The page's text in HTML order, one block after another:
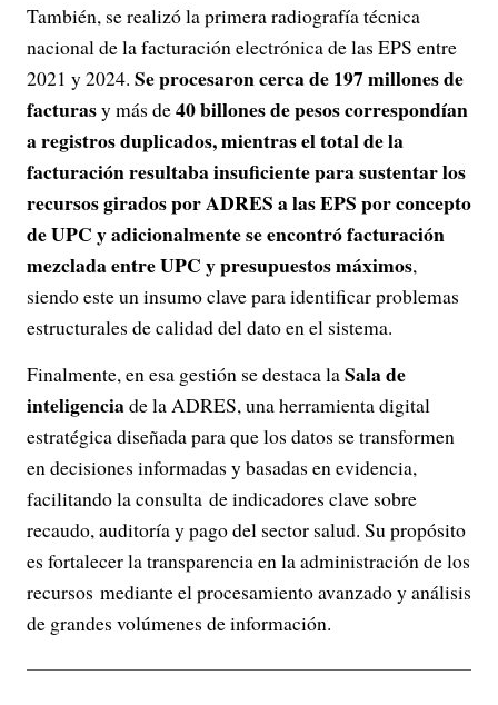
También, se realizó la primera radiografía técnica
nacional de la facturación electrónica de las EPS entre
2021 y 2024. Se procesaron cerca de 197 millones de
facturasy más de40 billones de pesos correspondían
a registros duplicados, mientras el total de la
facturación resultaba insuficiente para sustentar los
recursos girados por ADRES a las EPS por concepto
de UPC y adicionalmente se encontró facturación
mezclada entre UPC y presupuestos máximos,
siendo este un insumo clave para identificar problemas
estructurales de calidad del dato en el sistema.
Finalmente, en esa gestión se destaca laSala de
inteligenciade la ADRES, una herramienta digital
estratégica diseñada para que los datos se transformen
en decisiones informadas y basadas en evidencia,
facilitando la consulta de indicadores clave sobre
recaudo, auditoría y pago del sector salud. Su propósito
es fortalecer la transparencia en la administración de los
recursos mediante el procesamiento avanzado y análisis
de grandes volúmenes de información.